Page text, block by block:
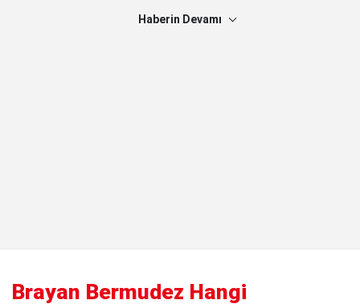
Haberin Devamı
Brayan Bermudez Hangi